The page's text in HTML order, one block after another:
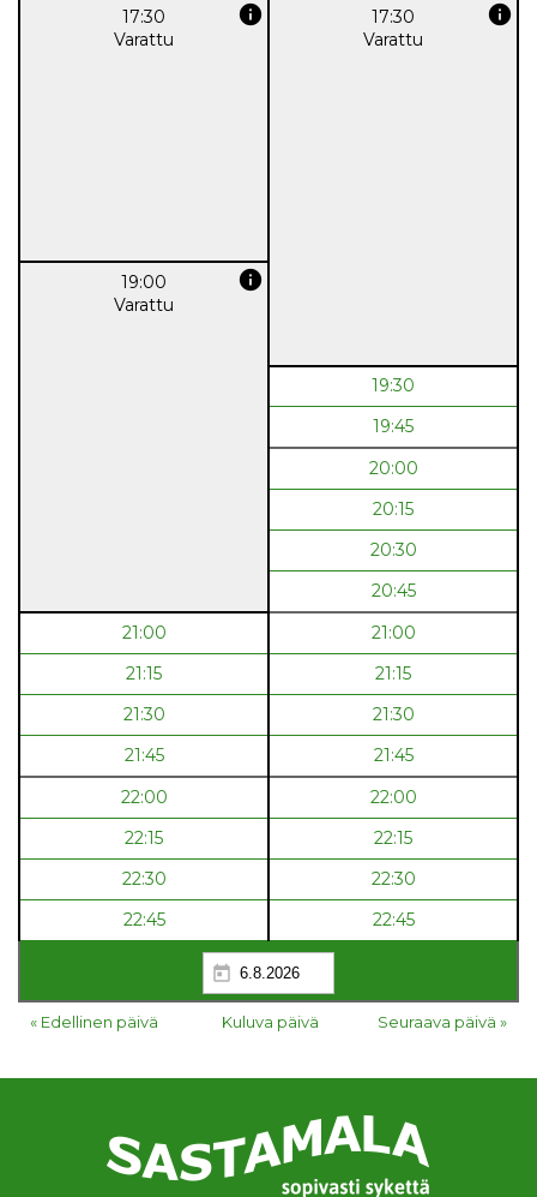
17:30 info
Varattu
17:30 info
Varattu
19:00 info
Varattu
19:30
19:45
20:00
20:15
20:30
20:45
21:00
21:00
21:15
21:15
21:30
21:30
21:45
21:45
22:00
22:00
22:15
22:15
22:30
22:30
22:45
22:45
« Edellinen päivä Kuluva päivä Seuraava päivä »